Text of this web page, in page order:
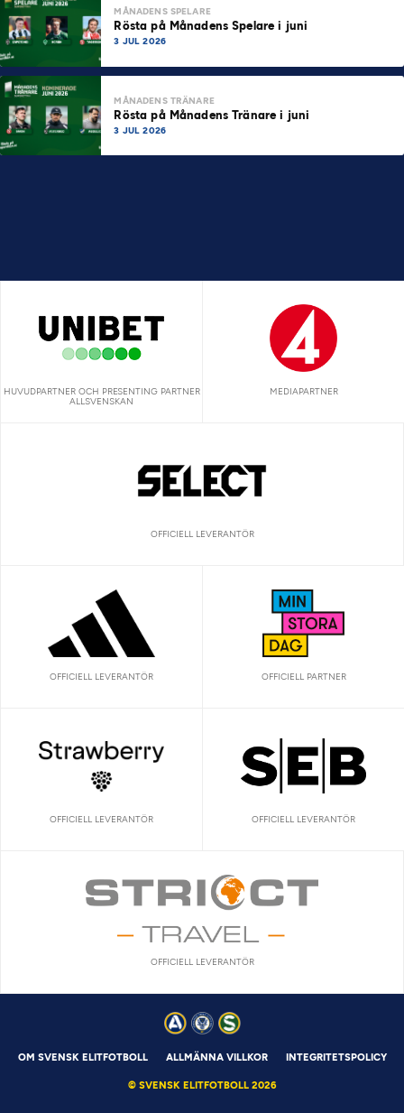
MÅNADENS SPELARE
Rösta på Månadens Spelare i juni
3 JUL 2026
MÅNADENS TRÄNARE
Rösta på Månadens Tränare i juni
3 JUL 2026
HUVUDPARTNER OCH PRESENTING PARTNER
ALLSVENSKAN
MEDIAPARTNER
OFFICIELL LEVERANTÖR
OFFICIELL LEVERANTÖR OFFICIELL PARTNER
OFFICIELL LEVERANTÖR OFFICIELL LEVERANTÖR
OFFICIELL LEVERANTÖR
OM SVENSK ELITFOTBOLL ALLMÄNNA VILLKOR INTEGRITETSPOLICY
© SVENSK ELITFOTBOLL 2026